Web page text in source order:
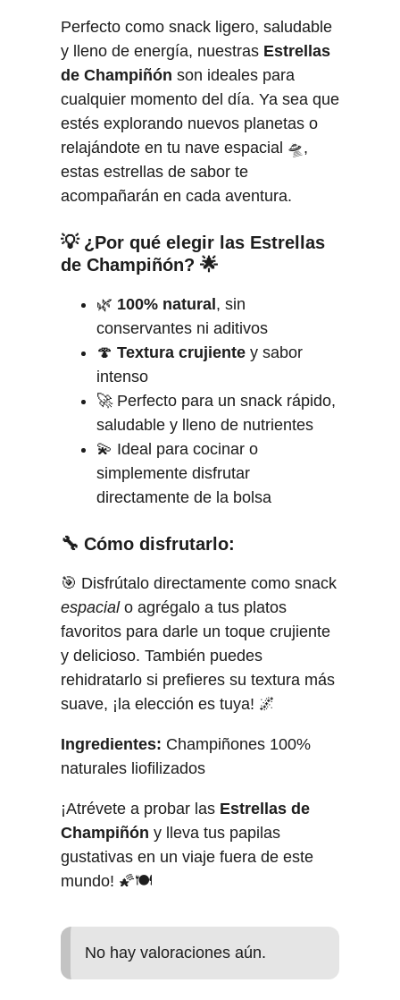
Perfecto como snack ligero, saludable
y lleno de energía, nuestras Estrellas
de Champiñón son ideales para
cualquier momento del día. Ya sea que
estés explorando nuevos planetas o
relajándote en tu nave espacial 🛸,
estas estrellas de sabor te
acompañarán en cada aventura.
💡 ¿Por qué elegir las Estrellas
de Champiñón? 🌟
🌿 100% natural , sin
conservantes ni aditivos
🍄 Textura crujiente y sabor
intenso
🚀 Perfecto para un snack rápido,
saludable y lleno de nutrientes
💫 Ideal para cocinar o
simplemente disfrutar
directamente de la bolsa
🔧 Cómo disfrutarlo:
🎯 Disfrútalo directamente como snack
espacialo agrégalo a tus platos
favoritos para darle un toque crujiente
y delicioso. También puedes
rehidratarlo si prefieres su textura más
suave, ¡la elección es tuya! 🌌
Ingredientes: Champiñones 100%
naturales liofilizados
¡Atrévete a probar las Estrellas de
Champiñón y lleva tus papilas
gustativas en un viaje fuera de este
mundo! 🌠🍽️
No hay valoraciones aún.